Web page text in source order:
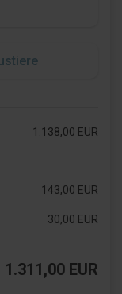
1.138,00 EUR
143,00 EUR
30,00 EUR
1.311,00 EUR